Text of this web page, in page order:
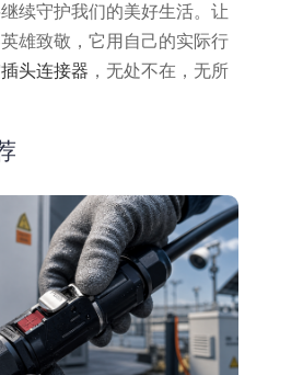
续守护我们的美好生活。让
雄致敬，它用自己的实际行
头连接器 ，无处不在，无所